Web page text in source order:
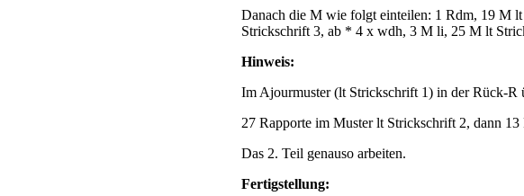
Danach die M wie folgt einteilen: 1 Rdm, 19 M
Strickschrift 3, ab * 4 x wdh, 3 M li, 25 M lt
Hinweis:
Im Ajourmuster (lt Strickschrift 1) in der Rück-R
27 Rapporte im Muster lt Strickschrift 2, dann
Das 2. Teil genauso arbeiten.
Fertigstellung: